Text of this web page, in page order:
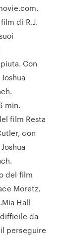
di R.J.
Con
min.
film Resta
con
del film
Moretz,
Hall
da
perseguire